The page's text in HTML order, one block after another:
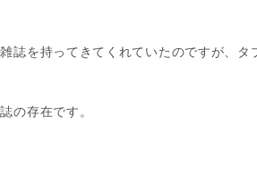
誌を持ってきてくれていたのですが、タ
の存在です。